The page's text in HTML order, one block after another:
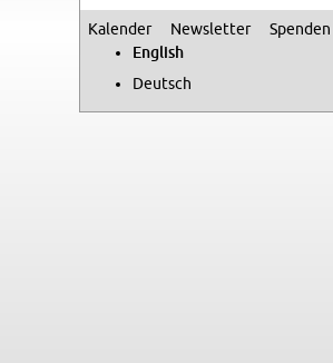
Sec­ondary menu
Kalen­der Newslet­ter Spenden
Eng­lish
Deutsch